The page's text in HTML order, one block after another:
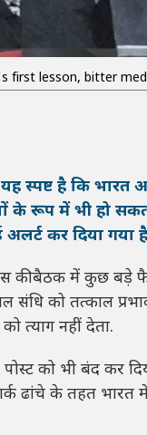
first lesson, bitter
है कि भारत
के रूप में भी हो
कर दिया गया
की बैठक में कुछ बड़े
संधि को तत्काल
त्याग नहीं देता.
को भी बंद कर
ढांचे के तहत